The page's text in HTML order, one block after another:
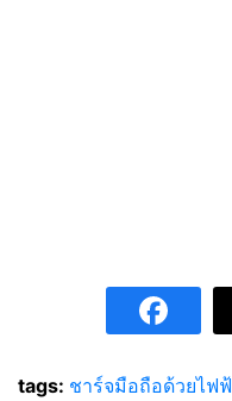
tags: ชาร์จมือถือด้วยไฟ